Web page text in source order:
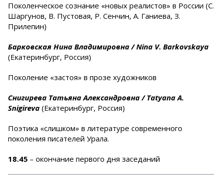
Поколенческое сознание «новых реалистов» в России (С.
Шаргунов, В. Пустовая, Р. Сенчин, А. Ганиева, З.
Прилепин)
Барковская Нина Владимировна /Nina V. Barkovskaya
(Екатеринбург, Россия)
Поколение «застоя» в прозе художников
Снигирева Татьяна Александровна /Tatyana A.
Snigireva (Екатеринбург, Россия)
Поэтика «слишком» в литературе современного
поколения писателей Урала.
18.45 – окончание первого дня заседаний